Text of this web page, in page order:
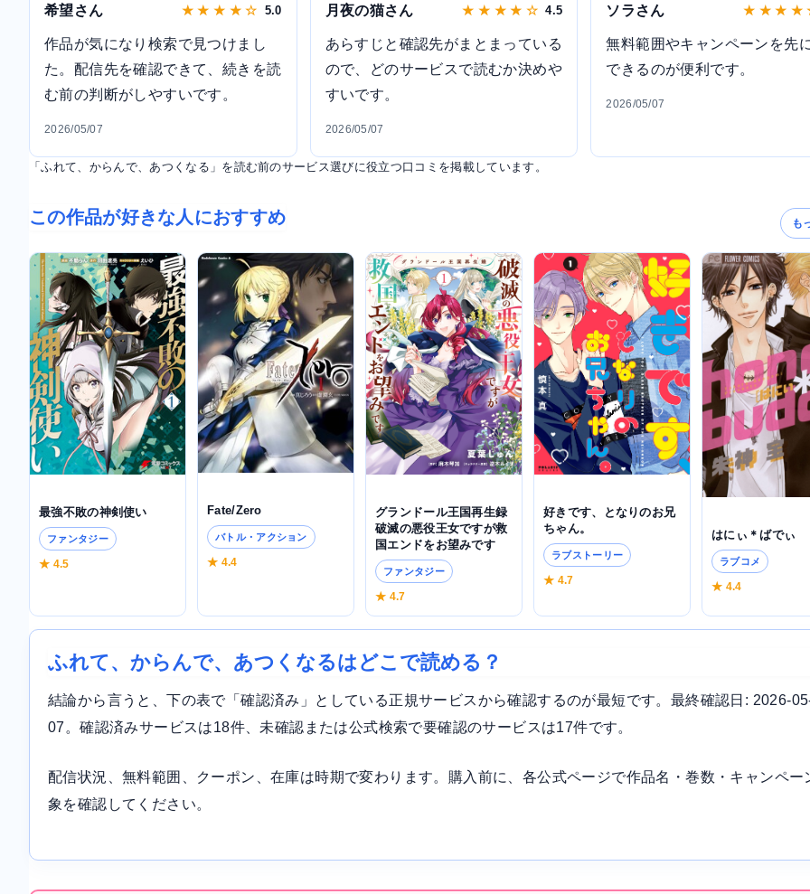
希望さん ★ ★ ★ ★ ☆ 5.0
作品が気になり検索で見つけまし
た。配信先を確認できて、続きを読
む前の判断がしやすいです。
2026/05/07
月夜の猫さん ★ ★ ★ ★ ☆ 4.5
あらすじと確認先がまとまっている
ので、どのサービスで読むか決めや
すいです。
2026/05/07
ソラさん ★ ★ ★ ★
無料範囲やキャンペーンを先
できるのが便利です。
2026/05/07
「ふれて、からんで、あつくなる」を読む前のサービス選びに役立つ口コミを掲載しています。
この作品が好きな人におすすめ も
最強不敗の神剣使い
ファンタジー
★ 4.5
Fate/Zero
バトル・アクション
★ 4.4
グランドール王国再生録
破滅の悪役王女ですが救
国エンドをお望みです
ファンタジー
★ 4.7
好きです、となりのお兄
ちゃん。
ラブストーリー
★ 4.7
はにぃ＊ばでぃ
ラブコメ
★ 4.4
ふれて、からんで、あつくなるはどこで読める？
結論から言うと、下の表で「確認済み」としている正規サービスから確認するのが最短です。最終確認日: 2026-
07。確認済みサービスは18件、未確認または公式検索で要確認のサービスは17件です。
配信状況、無料範囲、クーポン、在庫は時期で変わります。購入前に、各公式ページで作品名・巻数・キャンペー
象を確認してください。